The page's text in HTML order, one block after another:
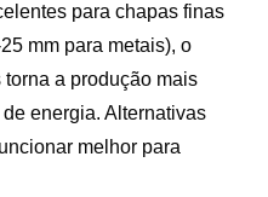
para chapas finas
mm para metais), o
a produção mais
energia. Alternativas
melhor para